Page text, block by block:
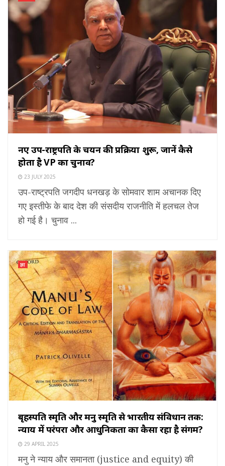
नए उप-राष्ट्रपति के चयन की प्रक्रिया शुरू, जानें कैसे
होता है VP का चुनाव?
23 JULY 2025
उप-राष्ट्रपति जगदीप धनखड़ के सोमवार शाम अचानक दिए
गए इस्तीफे के बाद देश की संसदीय राजनीति में हलचल तेज
हो गई है। चुनाव ...
ज्ञान
बृहस्पति स्मृति और मनु स्मृति से भारतीय संविधान तक:
न्याय में परंपरा और आधुनिकता का कैसा रहा है संगम?
29 APRIL 2025
मनु ने न्याय और समानता (justice and equity) की